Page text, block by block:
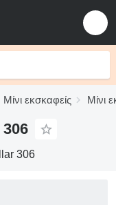
Μίνι εκσκαφείς Μίνι
306
306